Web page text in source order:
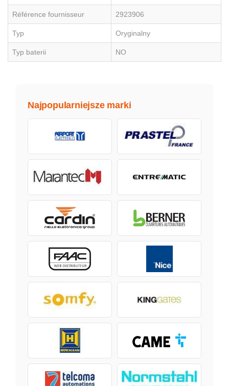
Référence fournisseur 2923906
Typ Oryginalny
Typ baterii NO
Najpopularniejsze marki